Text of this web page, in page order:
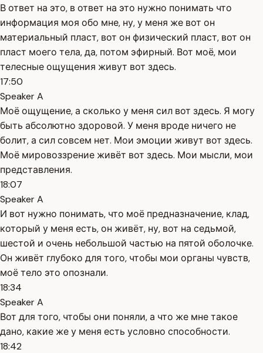
В ответ на это, в ответ на это нужно понимать что
информация моя обо мне, ну, у меня же вот он
материальный пласт, вот он физический пласт, вот он
пласт моего тела, да, потом эфирный. Вот моё, мои
телесные ощущения живут вот здесь.
17:50
Speaker A
Моё ощущение, а сколько у меня сил вот здесь. Я могу
быть абсолютно здоровой. У меня вроде ничего не
болит, а сил совсем нет. Мои эмоции живут вот здесь.
Моё мировоззрение живёт вот здесь. Мои мысли, мои
представления.
18:07
Speaker A
И вот нужно понимать, что моё предназначение, клад,
который у меня есть, он живёт, ну, вот на седьмой,
шестой и очень небольшой частью на пятой оболочке.
Он живёт глубоко для того, чтобы мои органы чувств,
моё тело это опознали.
18:34
Speaker A
Вот для того, чтобы они поняли, а что же мне такое
дано, какие же у меня есть условно способности.
18:42